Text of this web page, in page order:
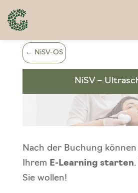
← NiSV-OS
NiSV –
Nach der Buchung können
Ihrem E-Learning starten.
Sie wollen!